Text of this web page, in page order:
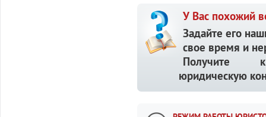
У Вас похожий
Задайте его
свое время и
Получите
юридическую